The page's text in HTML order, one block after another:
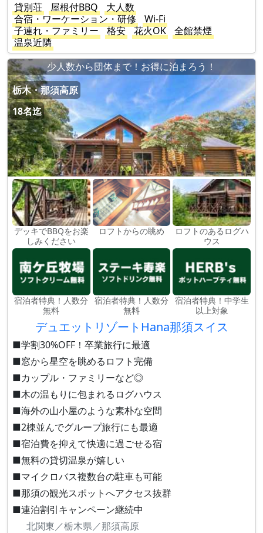
貸別荘 屋根付BBQ
大人数
合宿・ワーケーション・研修
Wi-Fi
子連れ・ファミリー
格安 花火OK
全館禁煙
温泉近隣
少人数から団体まで！お得に泊まろう！
栃木・那須高原
18名迄
デッキでBBQをお楽
しみください
ロフトからの眺め
ロフトのあるログハ
ウス
宿泊者特典！人数分
無料
宿泊者特典！人数分
無料
宿泊者特典！中学生
以上対象
デュエットリゾートHana那須スイス
■学割30%OFF！卒業旅行に最適
■窓から星空を眺めるロフト完備
■カップル・ファミリーなど◎
■木の温もりに包まれるログハウス
■海外の山小屋のような素朴な空間
■2棟並んでグループ旅行にも最適
■宿泊費を抑えて快適に過ごせる宿
■無料の貸切温泉が嬉しい
■マイクロバス複数台の駐車も可能
■那須の観光スポットへアクセス抜群
■連泊割引キャンペーン継続中
北関東／栃木県／那須高原